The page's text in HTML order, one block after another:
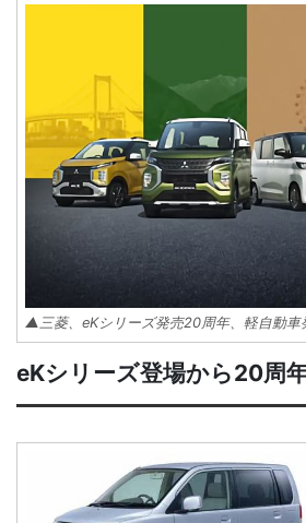
▲三菱、eKシリーズ発売20周年、軽自動車
eKシリーズ登場から20周